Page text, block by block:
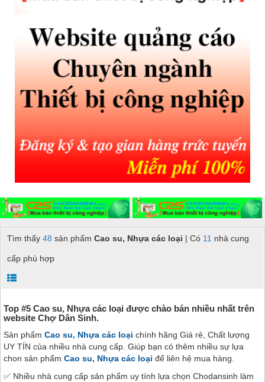
Tìm thấy 48 sản phẩm Cao su, Nhựa các loại | Có 11 nhà cung
cấp phù hợp
Top #5 Cao su, Nhựa các loại được chào bán nhiều nhất trên
website Chợ Dân Sinh.
Sản phẩm Cao su, Nhựa các loại chính hãng Giá rẻ, Chất lượng
UY TÍN của nhiều nhà cung cấp. Giúp bạn có thêm nhiều sự lựa
chon sản phẩm Cao su, Nhựa các loại để liên hệ mua hàng.
✅ Nhiều nhà cung cấp sản phẩm uy tính lựa chọn Chodansinh làm